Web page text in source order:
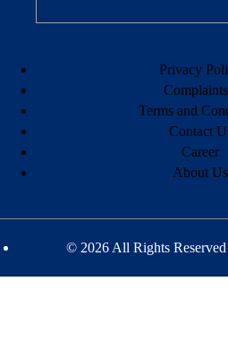
Privacy
Complaints
Terms and
Contact
Career
About Us
© 2026 All Rights